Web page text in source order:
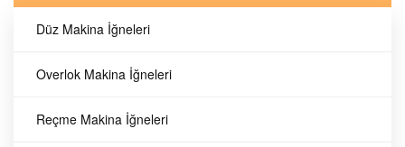
Düz Makina İğneleri
Overlok Makina İğneleri
Reçme Makina İğneleri
Siruba